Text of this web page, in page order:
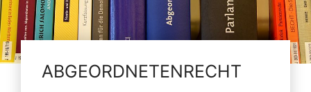
ABGEORDNETENRECHT